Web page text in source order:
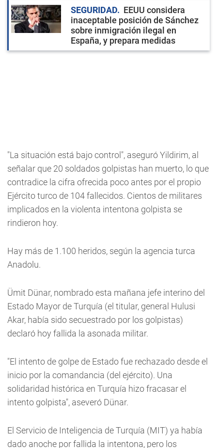
SEGURIDAD
EEUU considera
inaceptable posición de Sánchez
sobre inmigración ilegal en
España, y prepara medidas
"La situación está bajo control", aseguró Yildirim, al
señalar que 20 soldados golpistas han muerto, lo que
contradice la cifra ofrecida poco antes por el propio
Ejército turco de 104 fallecidos. Cientos de militares
implicados en la violenta intentona golpista se
rindieron hoy.
Hay más de 1.100 heridos, según la agencia turca
Anadolu.
Ümit Dünar, nombrado esta mañana jefe interino del
Estado Mayor de Turquía (el titular, general Hulusi
Akar, había sido secuestrado por los golpistas)
declaró hoy fallida la asonada militar.
"El intento de golpe de Estado fue rechazado desde el
inicio por la comandancia (del ejército). Una
solidaridad histórica en Turquía hizo fracasar el
intento golpista", aseveró Dünar.
El Servicio de Inteligencia de Turquía (MIT) ya había
dado anoche por fallida la intentona, pero los